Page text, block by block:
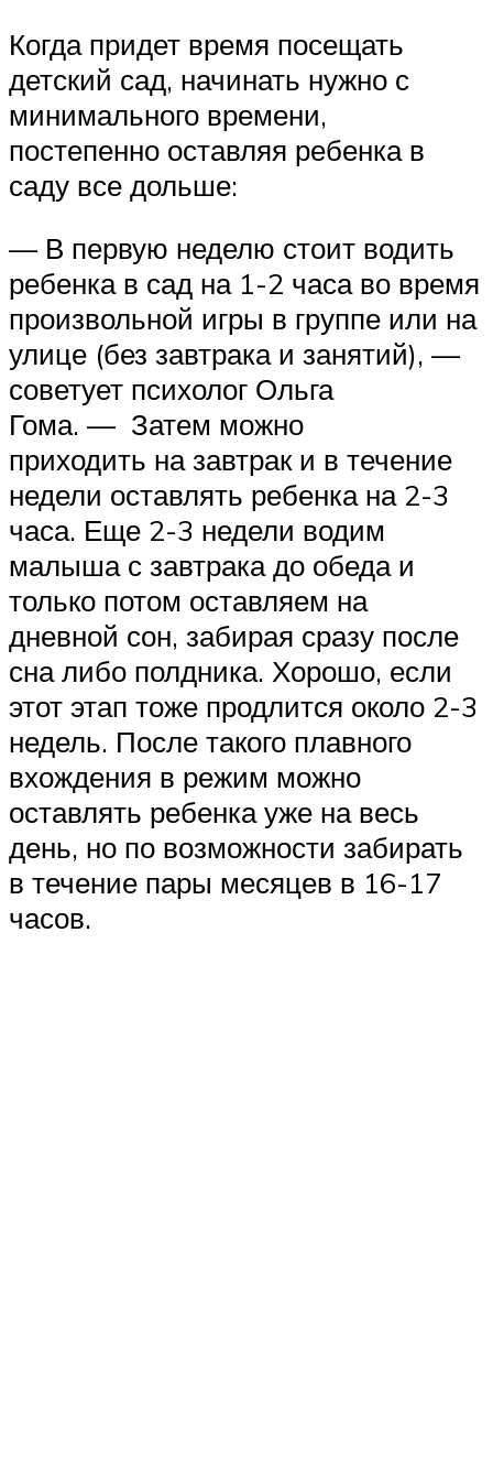
Когда придет время посещать
детский сад, начинать нужно с
минимального времени,
постепенно оставляя ребенка в
саду все дольше:
— В первую неделю стоит водить
ребенка в сад на 1-2 часа во время
произвольной игры в группе или на
улице (без завтрака и занятий), —
советует психолог Ольга
Гома. — Затем можно
приходить на завтрак и в течение
недели оставлять ребенка на 2-3
часа. Еще 2-3 недели водим
малыша с завтрака до обеда и
только потом оставляем на
дневной сон, забирая сразу после
сна либо полдника. Хорошо, если
этот этап тоже продлится около 2-3
недель. После такого плавного
вхождения в режим можно
оставлять ребенка уже на весь
день, но по возможности забирать
в течение пары месяцев в 16-17
часов.